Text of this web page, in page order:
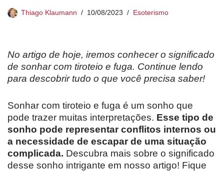
Thiago Klaumann 10/08/2023 Esoterismo
No artigo de hoje, iremos conhecer o significado
de sonhar com tiroteio e fuga. Continue lendo
para descobrir tudo o que você precisa saber!
Sonhar com tiroteio e fuga é um sonho que
pode trazer muitas interpretações. Esse tipo de
sonho pode representar conflitos internos ou
a necessidade de escapar de uma situação
complicada. Descubra mais sobre o significado
desse sonho intrigante em nosso artigo! Fique